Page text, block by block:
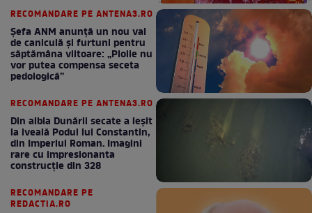
RECOMANDARE PE ANTENA3.RO
Șefa ANM anunță un nou val
de caniculă și furtuni pentru
săptămâna viitoare: „Ploile nu
vor putea compensa seceta
pedologică”
RECOMANDARE PE ANTENA3.RO
Din albia Dunării secate a ieșit
la iveală Podul lui Constantin,
din Imperiul Roman. Imagini
rare cu impresionanta
construcție din 328
RECOMANDARE PE
REDACTIA.RO